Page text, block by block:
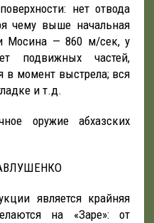
нет отвода
чему выше начальная
Мосина — 860 м/сек, у
частей,
в момент выстрела; вся
и т.д.
оружие абхазских
является крайняя
на «Заре»: от